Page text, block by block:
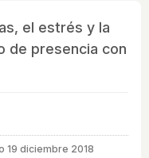
el estrés y la
de presencia con
19 diciembre 2018